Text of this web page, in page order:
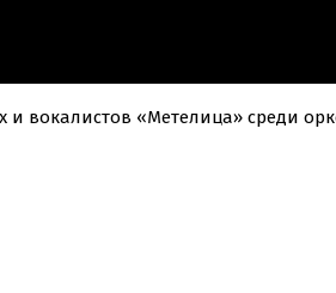
вокалистов «Метелица» среди